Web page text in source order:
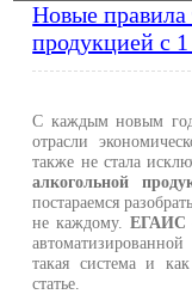
Новые правила
продукцией с 1
С каждым новым
отрасли
также не стала
алкогольной
постараемся
не каждому. ЕГАИС
такая система и
статье.